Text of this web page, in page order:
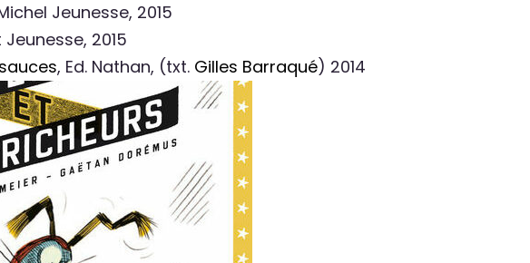
Jeunesse, 2015
2015
, Ed. Nathan, (txt. Gilles Barraqué) 2014